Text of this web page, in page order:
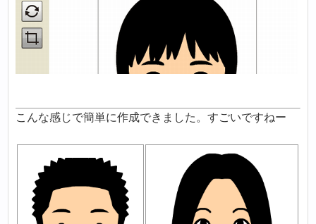
こんな感じで簡単に作成できました。すごいですねー